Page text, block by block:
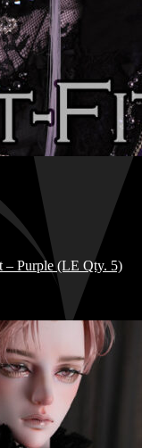
– Purple (LE Qty. 5)